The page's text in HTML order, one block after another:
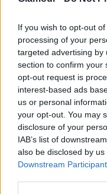
If you wish to opt-out
processing of your
targeted advertising by
section to confirm your
opt-out request is
interest-based ads
us or personal
your opt-out. You may
disclosure of your
IAB’s list of
also be disclosed by
Downstream
amit New Yorkban
Az élénkszínű piros
Spanyolországban
ami nagyon
napszemüveg
Kabát: Hussein
Póló: Zara Basic
Farmer: H&M
Cipő: Flossy
Szemüveg:
Öv: Gas